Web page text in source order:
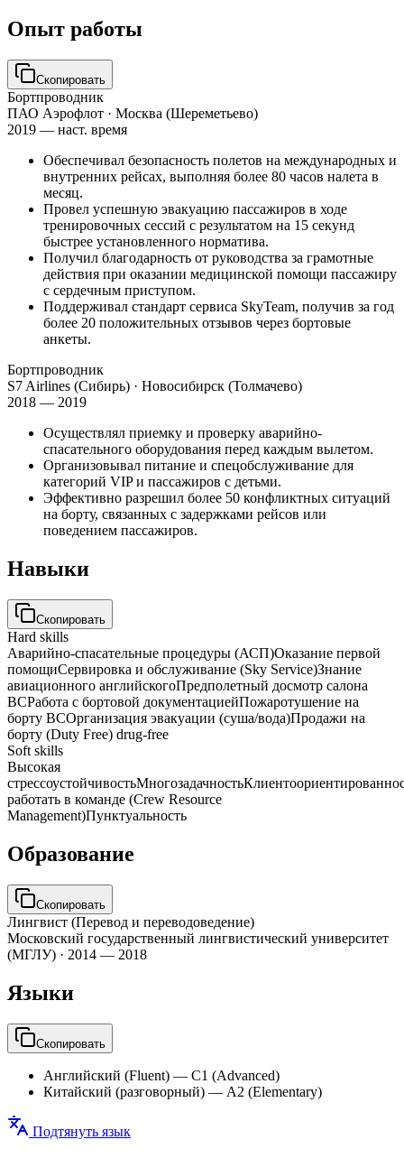
Опыт работы
Скопировать
Бортпроводник
ПАО Аэрофлот · Москва (Шереметьево)
2019 — наст. время
Обеспечивал безопасность полетов на международных и
внутренних рейсах, выполняя более 80 часов налета в
месяц.
Провел успешную эвакуацию пассажиров в ходе
тренировочных сессий с результатом на 15 секунд
быстрее установленного норматива.
Получил благодарность от руководства за грамотные
действия при оказании медицинской помощи пассажиру
с сердечным приступом.
Поддерживал стандарт сервиса SkyTeam, получив за год
более 20 положительных отзывов через бортовые
анкеты.
Бортпроводник
S7 Airlines (Сибирь) · Новосибирск (Толмачево)
2018 — 2019
Осуществлял приемку и проверку аварийно-
спасательного оборудования перед каждым вылетом.
Организовывал питание и спецобслуживание для
категорий VIP и пассажиров с детьми.
Эффективно разрешил более 50 конфликтных ситуаций
на борту, связанных с задержками рейсов или
поведением пассажиров.
Навыки
Скопировать
Hard skills
Аварийно-спасательные процедуры (АСП)Оказание первой
помощиСервировка и обслуживание (Sky Service)Знание
авиационного английскогоПредполетный досмотр салона
ВСРабота с бортовой документациейПожаротушение на
борту ВСОрганизация эвакуации (суша/вода)Продажи на
борту (Duty Free) drug-free
Soft skills
Высокая
стрессоустойчивостьМногозадачность
работать в команде (Crew Resource
Management)Пунктуальность
Образование
Скопировать
Лингвист (Перевод и переводоведение)
Московский государственный лингвистический университет
(МГЛУ) · 2014 — 2018
Языки
Скопировать
Английский (Fluent) — C1 (Advanced)
Китайский (разговорный) — A2 (Elementary)
Подтянуть язык